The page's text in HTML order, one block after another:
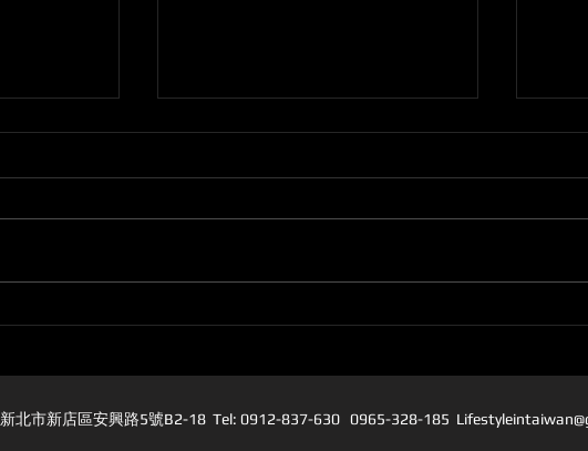
新北市新店區安興路5號B2-18 Tel: 0912-837-630 0965-328-185 L